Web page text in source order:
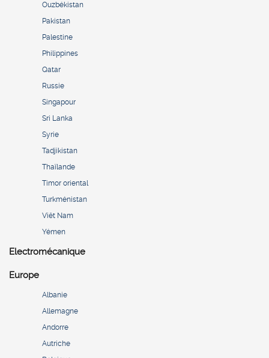
Ouzbékistan
Pakistan
Palestine
Philippines
Qatar
Russie
Singapour
Sri Lanka
Syrie
Tadjikistan
Thaïlande
Timor oriental
Turkménistan
Viêt Nam
Yémen
Electromécanique
Europe
Albanie
Allemagne
Andorre
Autriche